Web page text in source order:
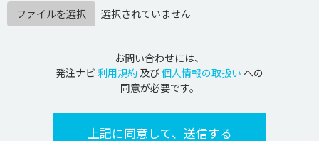
ファイルを選択
選択されていません
お問い合わせには、
発注ナビ 利用規約 及び個人情報の取扱い への
同意が必要です。